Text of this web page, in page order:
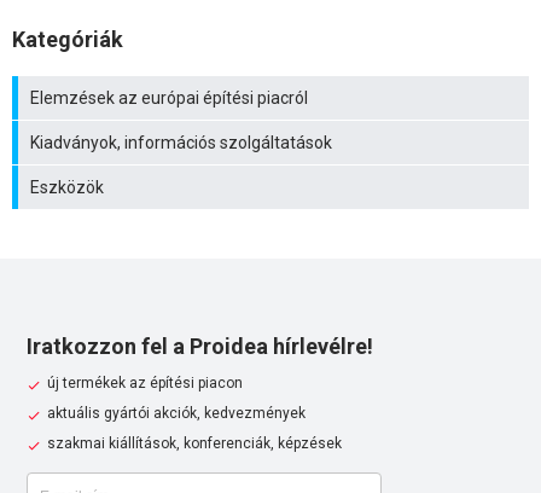
Kategóriák
Elemzések az európai építési piacról
Kiadványok, információs szolgáltatások
Eszközök
Iratkozzon fel a Proidea hírlevélre!
új termékek az építési piacon
aktuális gyártói akciók, kedvezmények
szakmai kiállítások, konferenciák, képzések